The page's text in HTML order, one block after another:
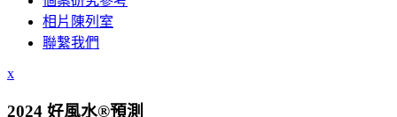
相片陳列室
聯繫我們
x
2024 好風水®預測